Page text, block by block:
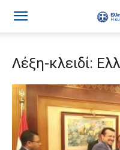
Λέξη-κλειδί: